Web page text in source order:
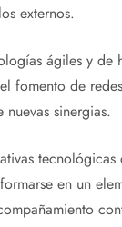
externos.
ágiles y de
fomento de
sinergias.
en un